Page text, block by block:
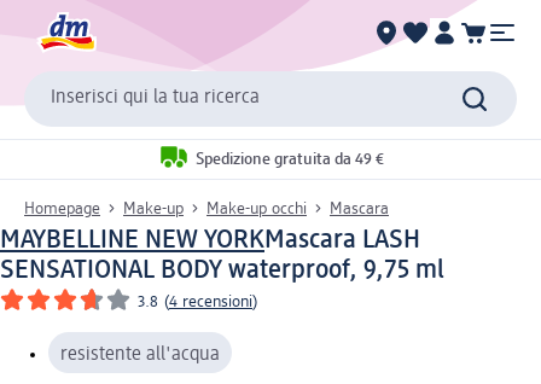
Inserisci qui la tua ricerca
Spedizione gratuita da 49 €
Homepage Make-up Make-up occhi Mascara
MAYBELLINE NEW YORKMascara LASH
SENSATIONAL BODY waterproof, 9,75 ml
3.8 (4 recensioni)
resistente all'acqua